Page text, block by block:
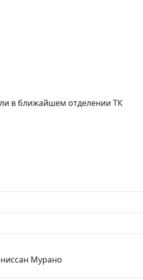
в ближайшем отделении ТК
Мурано